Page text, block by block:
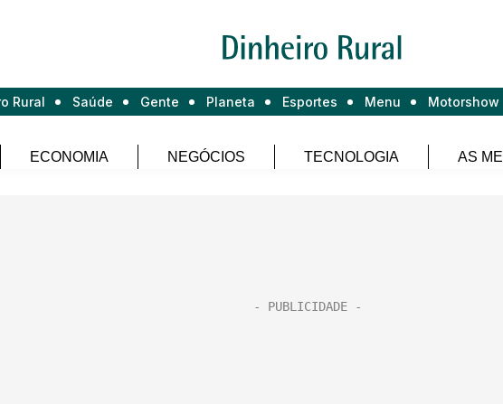
Rural Saúde Gente Planeta Esportes Menu Motorshow
ECONOMIA NEGÓCIOS TECNOLOGIA AS